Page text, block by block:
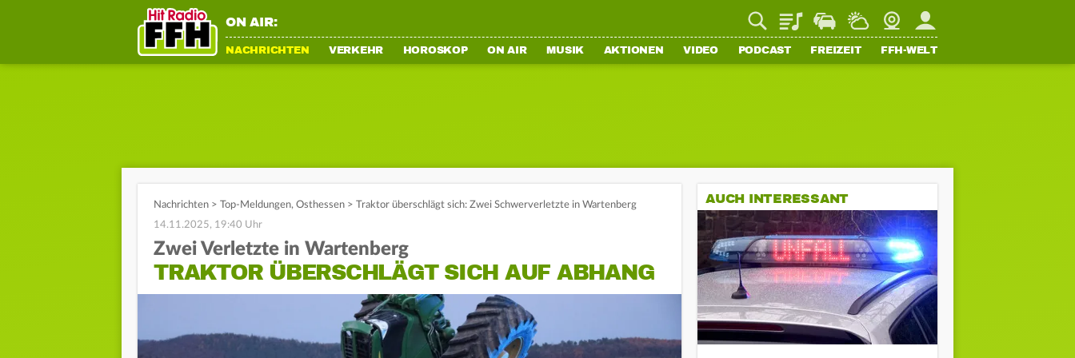
ON AIR: PlaylistStaupilotWetterWebcamMein FFH
NACHRICHTEN VERKEHR HOROSKOP ON AIR MUSIK AKTIONEN VIDEO PODCAST FREIZEIT FFH-WELT
Nachrichten > Top-Meldungen, Osthessen > Traktor überschlägt sich: Zwei Schwerverletzte in Wartenberg
14.11.2025, 19:40 Uhr
Zwei Verletzte in Wartenberg
TRAKTOR ÜBERSCHLÄGT SICH AUF ABHANG
AUCH INTERESSANT